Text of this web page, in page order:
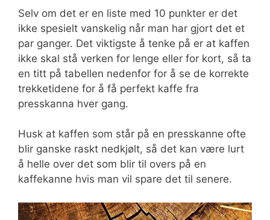
Selv om det er en liste med 10 punkter er det
ikke spesielt vanskelig når man har gjort det et
par ganger. Det viktigste å tenke på er at kaffen
ikke skal stå verken for lenge eller for kort, så ta
en titt på tabellen nedenfor for å se de korrekte
trekketidene for å få perfekt kaffe fra
presskanna hver gang.
Husk at kaffen som står på en presskanne ofte
blir ganske raskt nedkjølt, så det kan være lurt
å helle over det som blir til overs på en
kaffekanne hvis man vil spare det til senere.